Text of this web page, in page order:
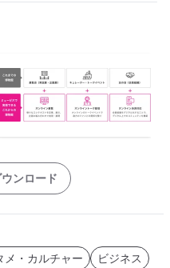
ンロード
メ・カルチャー ビジネス